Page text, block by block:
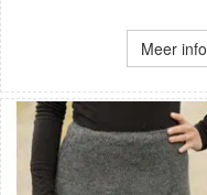
Meer info